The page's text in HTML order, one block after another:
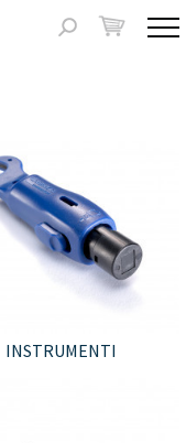
Meklēšanas
INSTRUMENTI